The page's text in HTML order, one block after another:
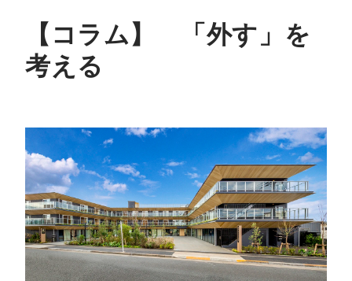
【コラム】 「外す」を
考える